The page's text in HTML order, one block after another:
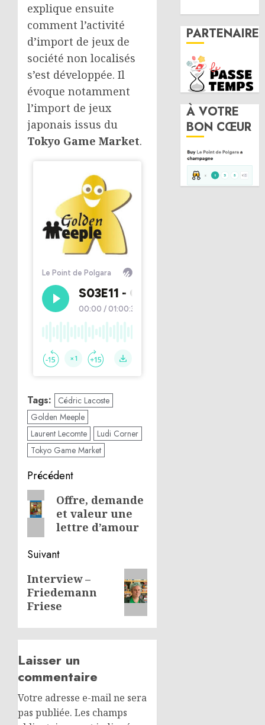
explique ensuite
comment l’activité
d’import de jeux de
société non localisés
s’est développée. Il
évoque notamment
l’import de jeux
japonais issus du
Tokyo Game Market.
Tags:
Cédric Lacoste
Golden Meeple
Laurent Lecomte
Ludi Corner
Tokyo Game Market
Navigation
d’article
Précédent
Article
précédent:
Offre, demande
et valeur une
lettre d’amour
Suivant
Article
suivant:
Interview –
Friedemann
Friese
Laisser un
commentaire
Votre adresse e-mail ne sera
pas publiée. Les champs
PARTENAIRE
À VOTRE
BON CŒUR